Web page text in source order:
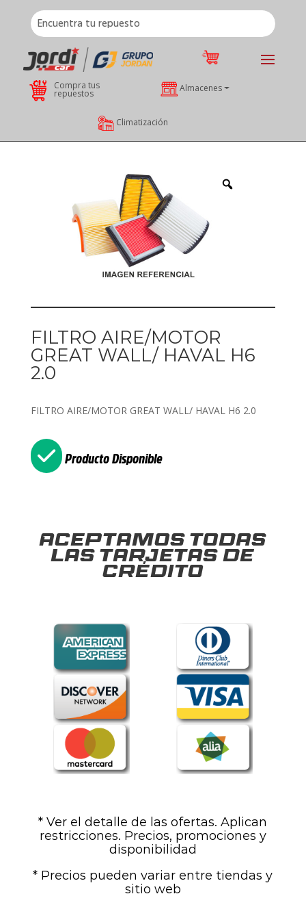
Compra tus
repuestos Almacenes
Climatización
FILTRO AIRE/MOTOR
GREAT WALL/ HAVAL H6
2.0
FILTRO AIRE/MOTOR GREAT WALL/ HAVAL H6 2.0
Producto Disponible
Aceptamos todas
las tarjetas de
crédito
* Ver el detalle de las ofertas. Aplican
restricciones. Precios, promociones y
disponibilidad
* Precios pueden variar entre tiendas y
sitio web